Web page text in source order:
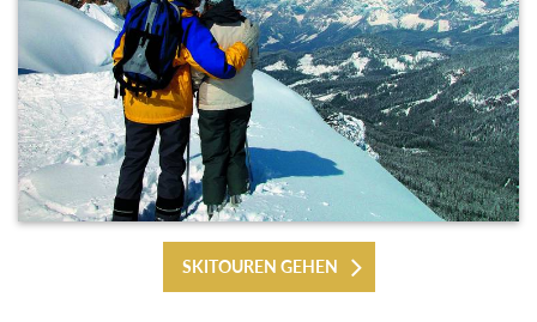
SKITOUREN GEHEN